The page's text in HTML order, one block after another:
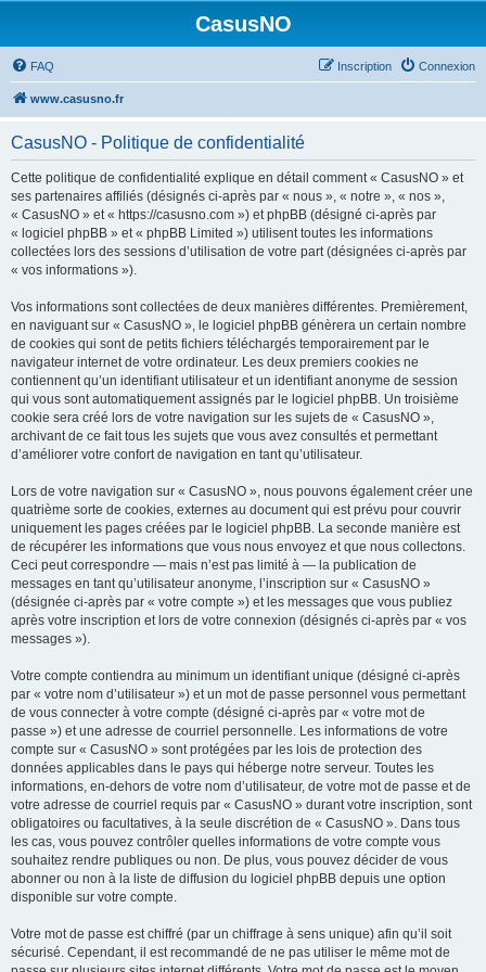
CasusNO
FAQ Connexion
Inscription
www.casusno.fr
CasusNO - Politique de confidentialité
Cette politique de confidentialité explique en détail comment « CasusNO » et
ses partenaires affiliés (désignés ci-après par « nous », « notre », « nos »,
« CasusNO » et « https://casusno.com ») et phpBB (désigné ci-après par
« logiciel phpBB » et « phpBB Limited ») utilisent toutes les informations
collectées lors des sessions d’utilisation de votre part (désignées ci-après par
« vos informations »).
Vos informations sont collectées de deux manières différentes. Premièrement,
en naviguant sur « CasusNO », le logiciel phpBB génèrera un certain nombre
de cookies qui sont de petits fichiers téléchargés temporairement par le
navigateur internet de votre ordinateur. Les deux premiers cookies ne
contiennent qu’un identifiant utilisateur et un identifiant anonyme de session
qui vous sont automatiquement assignés par le logiciel phpBB. Un troisième
cookie sera créé lors de votre navigation sur les sujets de « CasusNO »,
archivant de ce fait tous les sujets que vous avez consultés et permettant
d’améliorer votre confort de navigation en tant qu’utilisateur.
Lors de votre navigation sur « CasusNO », nous pouvons également créer une
quatrième sorte de cookies, externes au document qui est prévu pour couvrir
uniquement les pages créées par le logiciel phpBB. La seconde manière est
de récupérer les informations que vous nous envoyez et que nous collectons.
Ceci peut correspondre — mais n’est pas limité à — la publication de
messages en tant qu’utilisateur anonyme, l’inscription sur « CasusNO »
(désignée ci-après par « votre compte ») et les messages que vous publiez
après votre inscription et lors de votre connexion (désignés ci-après par « vos
messages »).
Votre compte contiendra au minimum un identifiant unique (désigné ci-après
par « votre nom d’utilisateur ») et un mot de passe personnel vous permettant
de vous connecter à votre compte (désigné ci-après par « votre mot de
passe ») et une adresse de courriel personnelle. Les informations de votre
compte sur « CasusNO » sont protégées par les lois de protection des
données applicables dans le pays qui héberge notre serveur. Toutes les
informations, en-dehors de votre nom d’utilisateur, de votre mot de passe et de
votre adresse de courriel requis par « CasusNO » durant votre inscription, sont
obligatoires ou facultatives, à la seule discrétion de « CasusNO ». Dans tous
les cas, vous pouvez contrôler quelles informations de votre compte vous
souhaitez rendre publiques ou non. De plus, vous pouvez décider de vous
abonner ou non à la liste de diffusion du logiciel phpBB depuis une option
disponible sur votre compte.
Votre mot de passe est chiffré (par un chiffrage à sens unique) afin qu’il soit
sécurisé. Cependant, il est recommandé de ne pas utiliser le même mot de